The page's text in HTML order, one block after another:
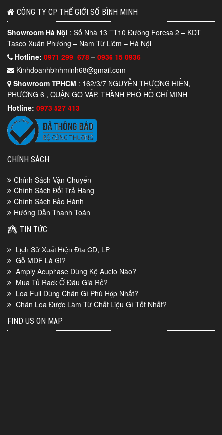
CÔNG TY CP THẾ GIỚI SỐ BÌNH MINH
Showroom Hà Nội : Số Nhà 13 TT10 Đường Foresa 2 – KDT
Tasco Xuân Phương – Nam Từ Liêm – Hà Nội
Hotline: 0971 299 678– 0936 15 0936
Kinhdoanhbinhminh68@gmail.com
Showroom TPHCM : 162/3/7 NGUYỄN THƯỢNG HIỀN,
PHƯỜNG 6 , QUẬN GÒ VẤP, THÀNH PHỐ HỒ CHÍ MINH
Hotline: 0973 527 413
CHÍNH SÁCH
Chính Sách Vận Chuyển
Chính Sách Đổi Trả Hàng
Chính Sách Bảo Hành
Hướng Dẫn Thanh Toán
TIN TỨC
Lịch Sử Xuất Hiện Đĩa CD, LP
Gỗ MDF Là Gì?
Amply Acuphase Dùng Kệ Audio Nào?
Mua Tủ Rack Ở Đâu Giá Rẻ?
Loa Full Dùng Chân Gì Phù Hợp Nhất?
Chân Loa Được Làm Từ Chất Liệu Gì Tốt Nhất?
FIND US ON MAP